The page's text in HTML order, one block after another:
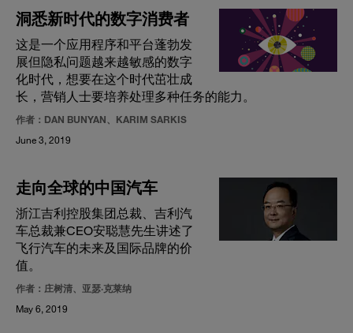
洞悉新时代的数字消费者
这是一个应用程序和平台蓬勃发
展但隐私问题越来越敏感的数字
化时代，想要在这个时代茁壮成
长，营销人士要培养处理多种任务的能力。
作者：DAN BUNYAN、KARIM SARKIS
June 3, 2019
走向全球的中国汽车
浙江吉利控股集团总裁、吉利汽
车总裁兼CEO安聪慧先生讲述了
飞行汽车的未来及国际品牌的价
值。
作者：庄树清、亚瑟·克莱纳
May 6, 2019